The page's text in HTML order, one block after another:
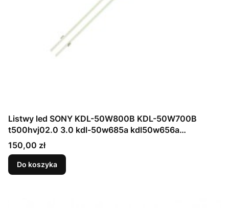
Listwy led SONY KDL-50W800B KDL-50W700B
t500hvj02.0 3.0 kdl-50w685a kdl50w656a
74.50T21.001-1-DX1 LB50016 V2-R
Cena
150,00 zł
Do koszyka